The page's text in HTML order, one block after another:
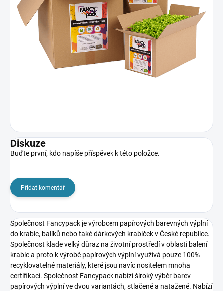
Diskuze
Buďte první, kdo napíše příspěvek k této položce.
Přidat komentář
Společnost Fancypack je výrobcem papírových barevných výplní
do krabic, balíků nebo také dárkových krabiček v České republice.
Společnost klade velký důraz na životní prostředí v oblasti balení
krabic a proto k výrobě papírových výplní využívá pouze 100%
recyklovatelné materiály, které jsou navíc nositelem mnoha
certifikací. Společnost Fancypack nabízí široký výběr barev
papírových výplní ve dvou variantách, stlačené a natažené. Nabízí